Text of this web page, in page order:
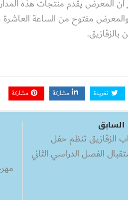
أن المعرض يقدم منتجات هذه
% والمعرض مفتوح من الساعة
بالزقازيق.
تغريدة مشاركة مشاركة
السابق
الزقازيق تنظم حفل
الفصل الدراسي الثاني